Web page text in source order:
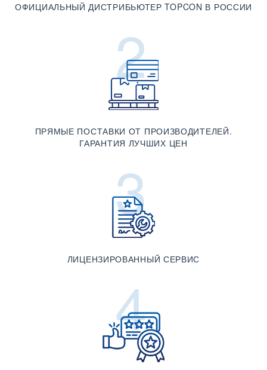
ОФИЦИАЛЬНЫЙ ДИСТРИБЬЮТЕР TOPCON В РОССИИ
2
ПРЯМЫЕ ПОСТАВКИ ОТ ПРОИЗВОДИТЕЛЕЙ.
ГАРАНТИЯ ЛУЧШИХ ЦЕН
3
ЛИЦЕНЗИРОВАННЫЙ СЕРВИС
4